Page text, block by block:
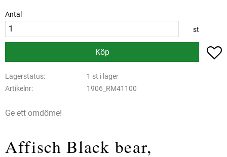
Antal
st
Köp
Lagerstatus
1 st i lager
Artikelnr
1906_RM41100
Ge ett omdöme!
Affisch Black bear,